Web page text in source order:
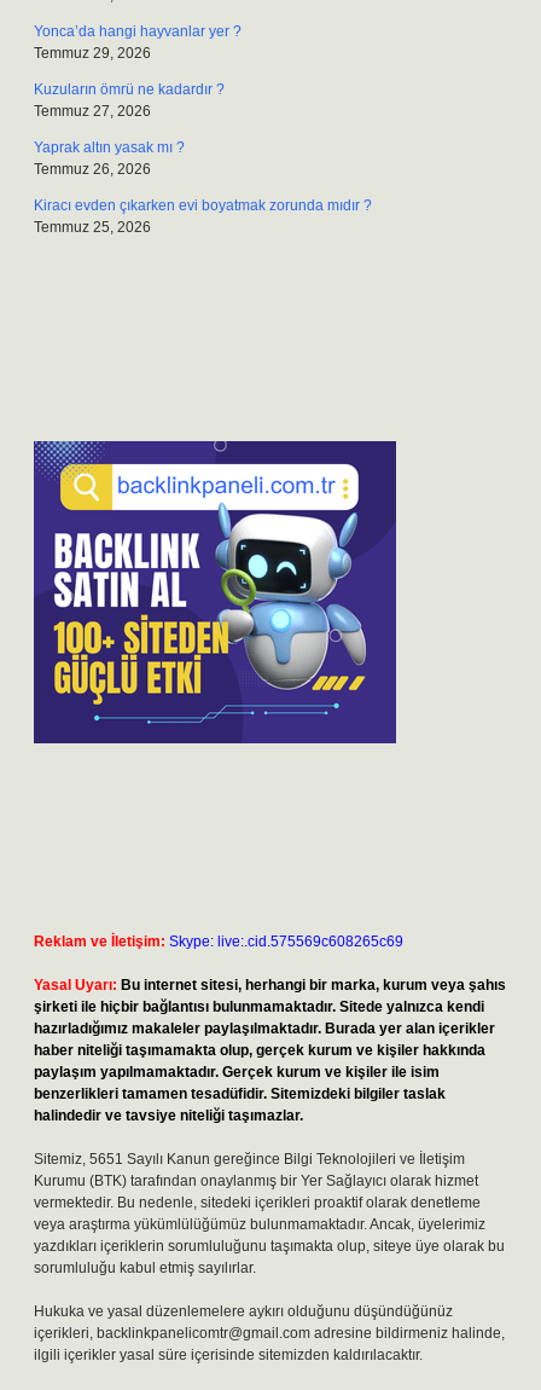
Yonca’da hangi hayvanlar yer ?
Temmuz 29, 2026
Kuzuların ömrü ne kadardır ?
Temmuz 27, 2026
Yaprak altın yasak mı ?
Temmuz 26, 2026
Kiracı evden çıkarken evi boyatmak zorunda mıdır ?
Temmuz 25, 2026
Reklam ve İletişim: Skype: live:.cid.575569c608265c69
Yasal Uyarı: Bu internet sitesi, herhangi bir marka, kurum veya şahıs
şirketi ile hiçbir bağlantısı bulunmamaktadır. Sitede yalnızca kendi
hazırladığımız makaleler paylaşılmaktadır. Burada yer alan içerikler
haber niteliği taşımamakta olup, gerçek kurum ve kişiler hakkında
paylaşım yapılmamaktadır. Gerçek kurum ve kişiler ile isim
benzerlikleri tamamen tesadüfidir. Sitemizdeki bilgiler taslak
halindedir ve tavsiye niteliği taşımazlar.
Sitemiz, 5651 Sayılı Kanun gereğince Bilgi Teknolojileri ve İletişim
Kurumu (BTK) tarafından onaylanmış bir Yer Sağlayıcı olarak hizmet
vermektedir. Bu nedenle, sitedeki içerikleri proaktif olarak denetleme
veya araştırma yükümlülüğümüz bulunmamaktadır. Ancak, üyelerimiz
yazdıkları içeriklerin sorumluluğunu taşımakta olup, siteye üye olarak bu
sorumluluğu kabul etmiş sayılırlar.
Hukuka ve yasal düzenlemelere aykırı olduğunu düşündüğünüz
içerikleri, backlinkpanelicomtr@gmail.com adresine bildirmeniz halinde,
ilgili içerikler yasal süre içerisinde sitemizden kaldırılacaktır.